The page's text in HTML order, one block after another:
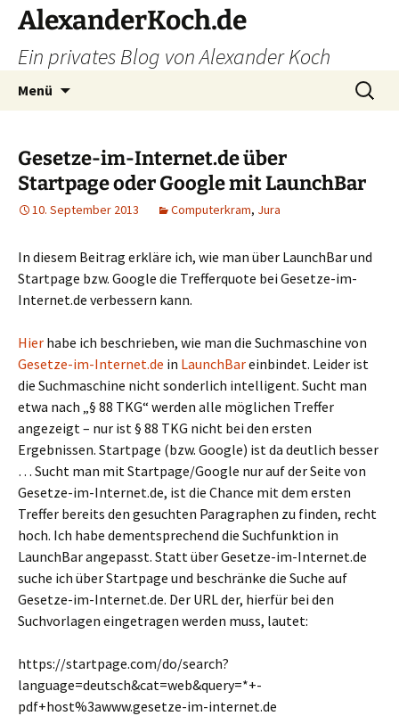
Zum
Inhalt
springen
AlexanderKoch.de
Ein privates Blog von Alexander Koch
Menü
Suchen
nach:
Gesetze-im-Internet.de über
Startpage oder Google mit LaunchBar
10. September 2013 Computerkram, Jura
In diesem Beitrag erkläre ich, wie man über LaunchBar und
Startpage bzw. Google die Trefferquote bei Gesetze-im-
Internet.de verbessern kann.
Hier habe ich beschrieben, wie man die Suchmaschine von
Gesetze-im-Internet.de in LaunchBareinbindet. Leider ist
die Suchmaschine nicht sonderlich intelligent. Sucht man
etwa nach „§ 88 TKG“ werden alle möglichen Treffer
angezeigt – nur ist § 88 TKG nicht bei den ersten
Ergebnissen. Startpage (bzw. Google) ist da deutlich besser
… Sucht man mit Startpage/Google nur auf der Seite von
Gesetze-im-Internet.de, ist die Chance mit dem ersten
Treffer bereits den gesuchten Paragraphen zu finden, recht
hoch. Ich habe dementsprechend die Suchfunktion in
LaunchBar angepasst. Statt über Gesetze-im-Internet.de
suche ich über Startpage und beschränke die Suche auf
Gesetze-im-Internet.de. Der URL der, hierfür bei den
Suchvorlagen eingetragen werden muss, lautet:
https://startpage.com/do/search?
language=deutsch&cat=web&query=*+-
pdf+host%3awww.gesetze-im-internet.de